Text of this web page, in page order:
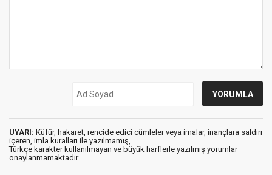
UYARI: Küfür, hakaret, rencide edici cümleler veya imalar, inançlara saldırı
içeren, imla kuralları ile yazılmamış,
Türkçe karakter kullanılmayan ve büyük harflerle yazılmış yorumlar
onaylanmamaktadır.